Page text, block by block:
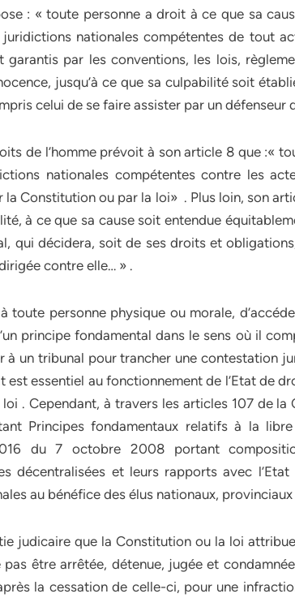
: « toute personne a droit à ce que sa
nationales compétentes de tout
par les conventions, les lois,
jusqu’à ce que sa culpabilité soit
celui de se faire assister par un défenseur
de l’homme prévoit à son article 8 que :«
nationales compétentes contre les
Constitution ou par la loi» . Plus loin, son
à ce que sa cause soit entendue
qui décidera, soit de ses droits et
contre elle… » .
toute personne physique ou morale,
principe fondamental dans le sens où il
à un tribunal pour trancher une contestation
est essentiel au fonctionnement de l’Etat de
. Cependant, à travers les articles 107 de
Principes fondamentaux relatifs à la
du 7 octobre 2008 portant
décentralisées et leurs rapports avec
au bénéfice des élus nationaux,
judicaire que la Constitution ou la loi
être arrêtée, détenue, jugée et
la cessation de celle-ci, pour une